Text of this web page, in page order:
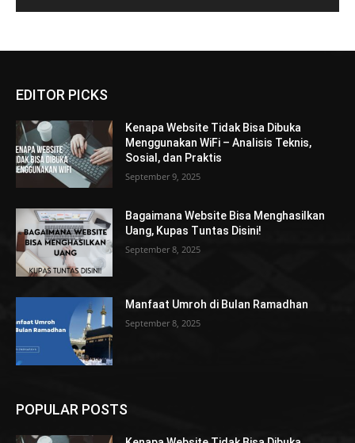
EDITOR PICKS
Kenapa Website Tidak Bisa Dibuka
Menggunakan WiFi – Analisis Teknis,
Sosial, dan Praktis
September 9, 2025
Bagaimana Website Bisa Menghasilkan
Uang, Kupas Tuntas Disini!
September 8, 2025
Manfaat Umroh di Bulan Ramadhan
September 8, 2025
POPULAR POSTS